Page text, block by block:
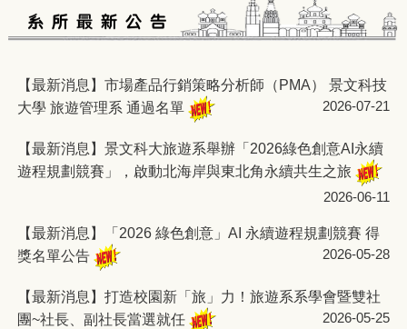
【最新消息】市場產品行銷策略分析師（PMA） 景文科技
大學 旅遊管理系 通過名單
2026-07-21
【最新消息】景文科大旅遊系舉辦「2026綠色創意AI永續
遊程規劃競賽」，啟動北海岸與東北角永續共生之旅
2026-06-11
【最新消息】「2026 綠色創意」AI 永續遊程規劃競賽 得
獎名單公告
2026-05-28
【最新消息】打造校園新「旅」力！旅遊系系學會暨雙社
團~社長、副社長當選就任
2026-05-25